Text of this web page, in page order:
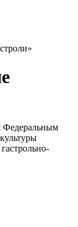
Федеральным